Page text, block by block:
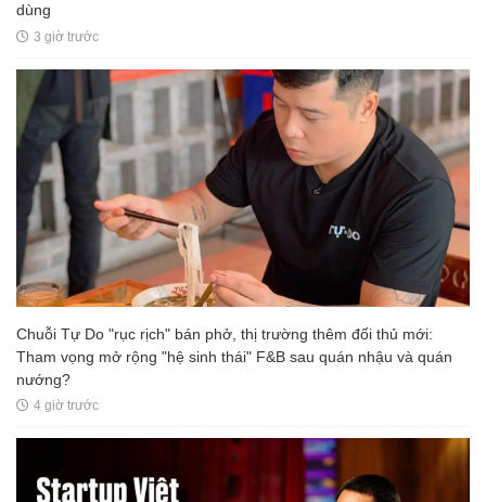
dùng
3 giờ trước
Chuỗi Tự Do "rục rịch" bán phở, thị trường thêm đối thủ mới:
Tham vọng mở rộng "hệ sinh thái" F&B sau quán nhậu và quán
nướng?
4 giờ trước